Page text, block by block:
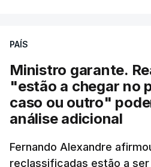
quadro de cooperação entre
nota.
“Por outro lado, o presidente
que a segurança das nossas
incompatível com a
que as mulheres, homens e
PAÍS
Ministro garante.
"estão a chegar no
caso ou outro"
análise adicional
Fernando Alexandre
reclassificadas estão a